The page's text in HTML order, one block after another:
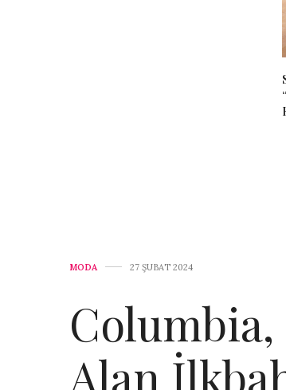
MODA 27 ŞUBAT 2024
Alan